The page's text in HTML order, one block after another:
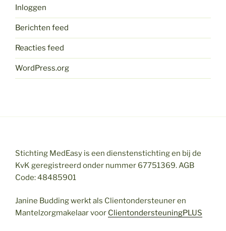
Inloggen
Berichten feed
Reacties feed
WordPress.org
Stichting MedEasy is een dienstenstichting en bij de
KvK geregistreerd onder nummer 67751369. AGB
Code: 48485901
Janine Budding werkt als Clientondersteuner en
Mantelzorgmakelaar voor ClientondersteuningPLUS